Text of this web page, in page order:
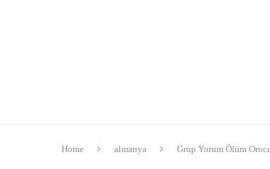
Home almanya Grup Yorum Ölüm